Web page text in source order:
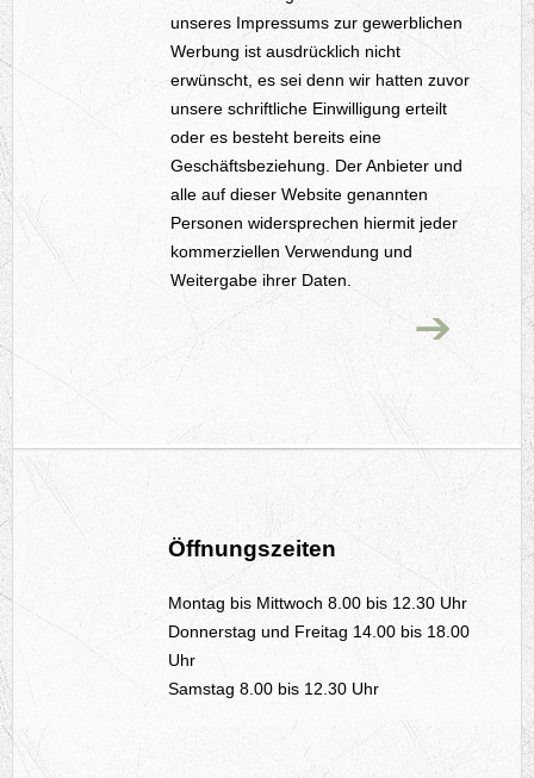
unseres Impressums zur gewerblichen
Werbung ist ausdrücklich nicht
erwünscht, es sei denn wir hatten zuvor
unsere schriftliche Einwilligung erteilt
oder es besteht bereits eine
Geschäftsbeziehung. Der Anbieter und
alle auf dieser Website genannten
Personen widersprechen hiermit jeder
kommerziellen Verwendung und
Weitergabe ihrer Daten.
Öffnungszeiten
Montag bis Mittwoch 8.00 bis 12.30 Uhr
Donnerstag und Freitag 14.00 bis 18.00
Uhr
Samstag 8.00 bis 12.30 Uhr